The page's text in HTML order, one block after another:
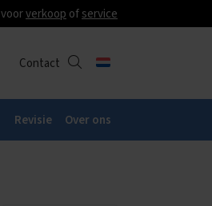
voorverkoop ofservice
Contact
Revisie Over ons